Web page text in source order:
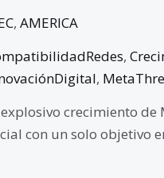
, AMERICA
,
,
crecimiento de
con un solo objetivo